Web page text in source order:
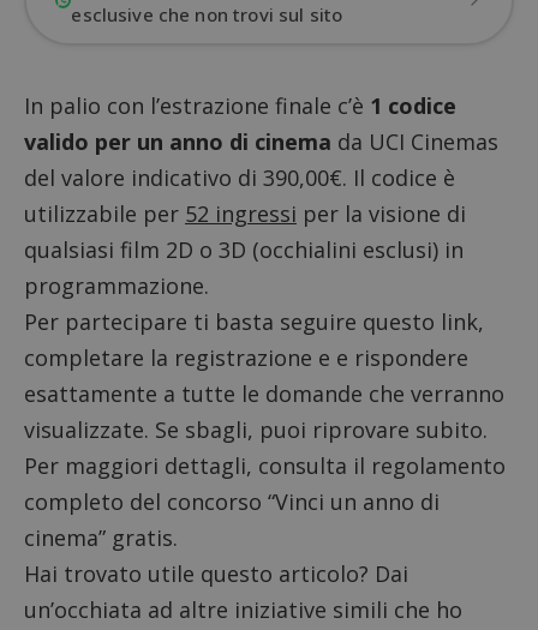
esclusive che non trovi sul sito
In palio con l’estrazione finale c’è 1 codice
valido per un anno di cinema da UCI Cinemas
del valore indicativo di 390,00€. Il codice è
utilizzabile per 52 ingressi per la visione di
qualsiasi film 2D o 3D (occhialini esclusi) in
programmazione.
Per partecipare ti basta seguire questo link,
completare la registrazione e e rispondere
esattamente a tutte le domande che verranno
visualizzate. Se sbagli, puoi riprovare subito.
Per maggiori dettagli, consulta il regolamento
completo del concorso “Vinci un anno di
cinema” gratis.
Hai trovato utile questo articolo? Dai
un’occhiata ad altre iniziative simili che ho